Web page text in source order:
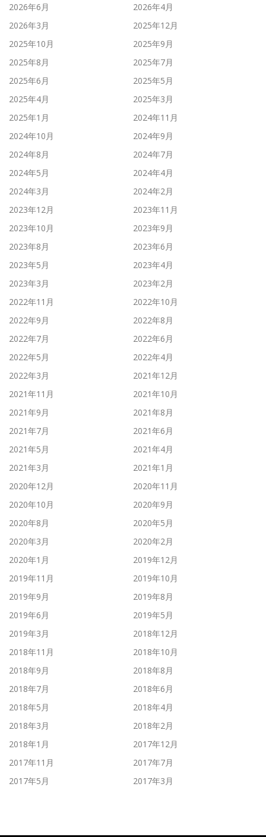
2026年6月
2026年4月
2026年3月
2025年12月
2025年10月
2025年9月
2025年8月
2025年7月
2025年6月
2025年5月
2025年4月
2025年3月
2025年1月
2024年11月
2024年10月
2024年9月
2024年8月
2024年7月
2024年5月
2024年4月
2024年3月
2024年2月
2023年12月
2023年11月
2023年10月
2023年9月
2023年8月
2023年6月
2023年5月
2023年4月
2023年3月
2023年2月
2022年11月
2022年10月
2022年9月
2022年8月
2022年7月
2022年6月
2022年5月
2022年4月
2022年3月
2021年12月
2021年11月
2021年10月
2021年9月
2021年8月
2021年7月
2021年6月
2021年5月
2021年4月
2021年3月
2021年1月
2020年12月
2020年11月
2020年10月
2020年9月
2020年8月
2020年5月
2020年3月
2020年2月
2020年1月
2019年12月
2019年11月
2019年10月
2019年9月
2019年8月
2019年6月
2019年5月
2019年3月
2018年12月
2018年11月
2018年10月
2018年9月
2018年8月
2018年7月
2018年6月
2018年5月
2018年4月
2018年3月
2018年2月
2018年1月
2017年12月
2017年11月
2017年7月
2017年5月
2017年3月